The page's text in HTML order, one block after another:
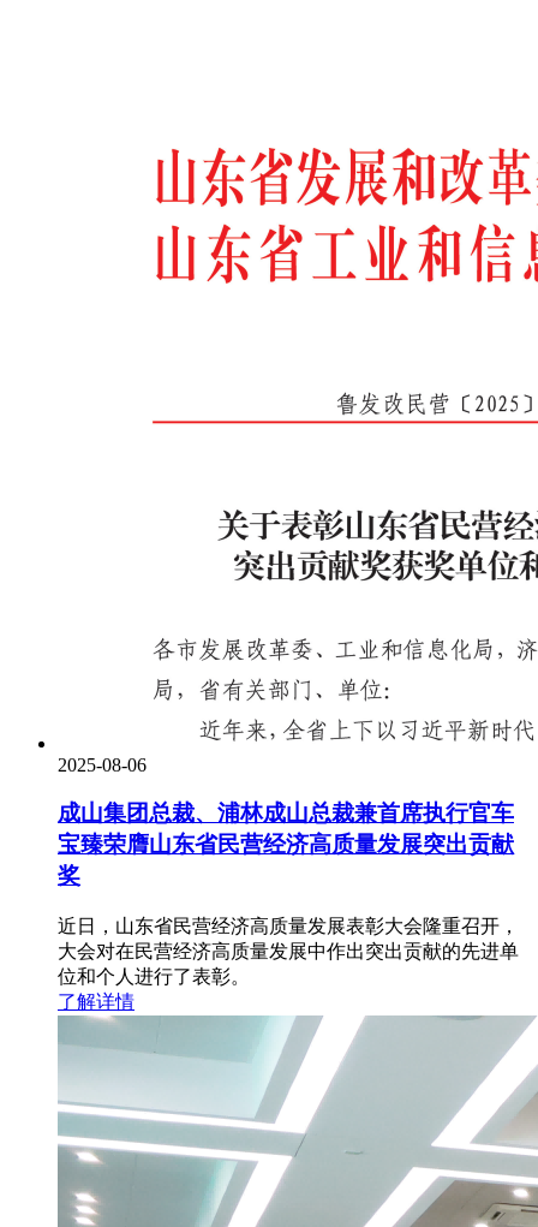
2025-08-06
成山集团总裁、浦林成山总裁兼首席执行官车
宝臻荣膺山东省民营经济高质量发展突出贡献
奖
近日，山东省民营经济高质量发展表彰大会隆重召开，
大会对在民营经济高质量发展中作出突出贡献的先进单
位和个人进行了表彰。
了解详情